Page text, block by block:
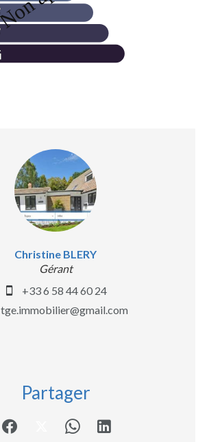
Christine BLERY
Gérant
+33 6 58 44 60 24
tge.immobilier@gmail.com
Partager